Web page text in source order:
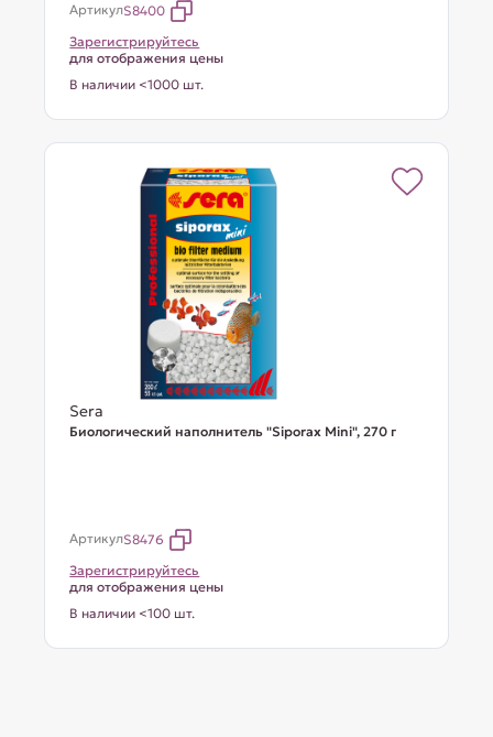
АртикулS8400
Зарегистрируйтесь
для отображения цены
В наличии <1000 шт.
Sera
Биологический наполнитель "Siporax Mini", 270 г
АртикулS8476
Зарегистрируйтесь
для отображения цены
В наличии <100 шт.